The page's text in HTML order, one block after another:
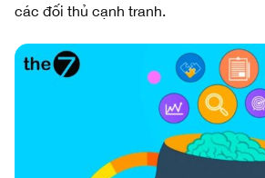
các đối thủ cạnh tranh.